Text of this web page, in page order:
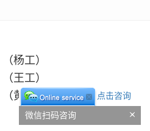
（杨工）
（王工）
（黄工） 点击咨询
微信扫码咨询